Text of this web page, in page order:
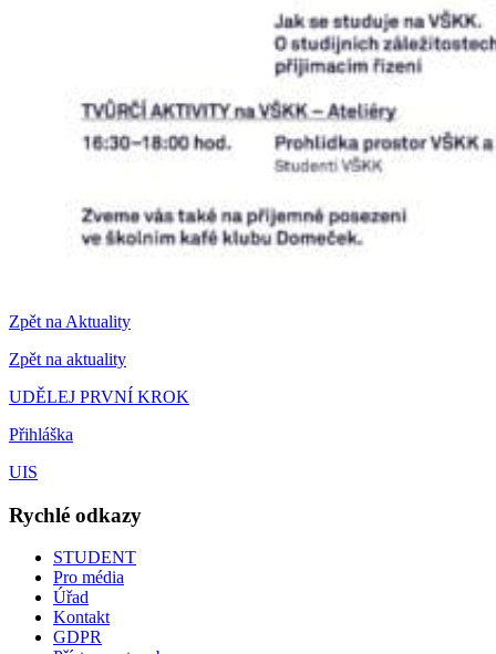
Zpět na Aktuality
Zpět na aktuality
UDĚLEJ PRVNÍ KROK
Přihláška
UIS
Rychlé odkazy
STUDENT
Pro média
Úřad
Kontakt
GDPR